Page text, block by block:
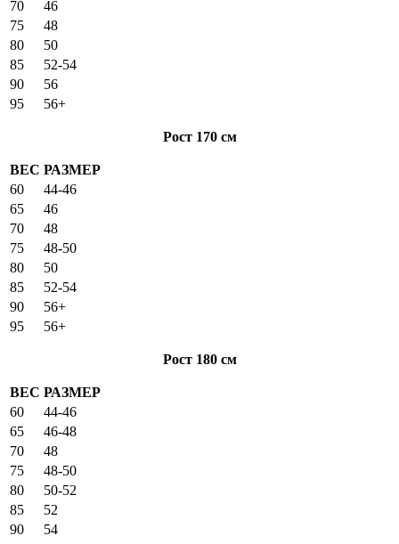
70
46
75
48
80
50
85
52-54
90
56
95
56+
Рост 170 см
ВЕС РАЗМЕР
60
44-46
65
46
70
48
75
48-50
80
50
85
52-54
90
56+
95
56+
Рост 180 см
ВЕС РАЗМЕР
60
44-46
65
46-48
70
48
75
48-50
80
50-52
85
52
90
54